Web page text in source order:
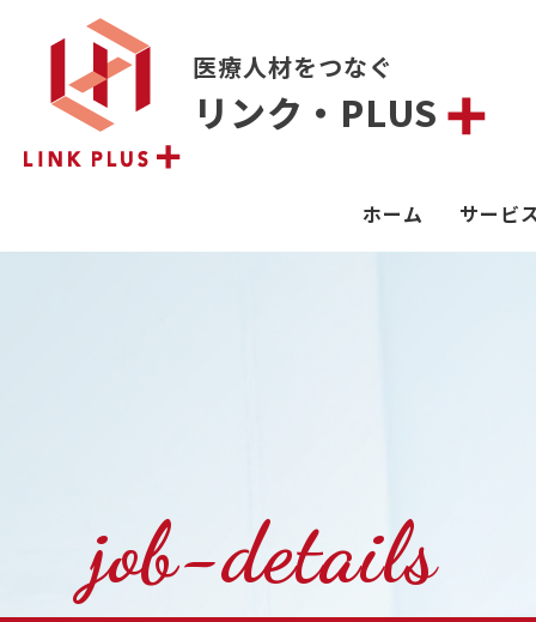
医療人材をつなぐ
リンク・PLUS
ホーム サービ
job-details